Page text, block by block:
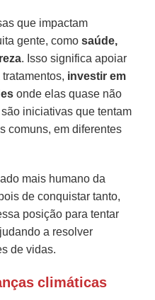
que impactam
gente, comosaúde,
. Isso significa apoiar
investir em
onde elas quase não
iniciativas que tentam
comuns, em diferentes
mais humano da
de conquistar tanto,
posição para tentar
a resolver
de vidas.
climáticas